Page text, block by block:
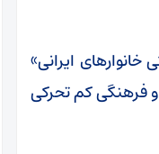
ایرانی»
فرهنگی کم تحرکی